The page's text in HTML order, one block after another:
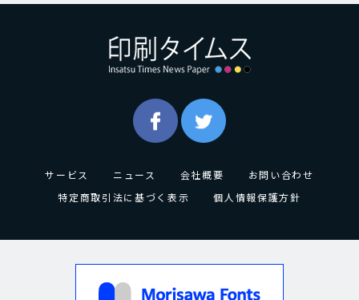
サービス ニュース 会社概要
お問い合わせ
特定商取引法に基づく表示
個人情報保護方針